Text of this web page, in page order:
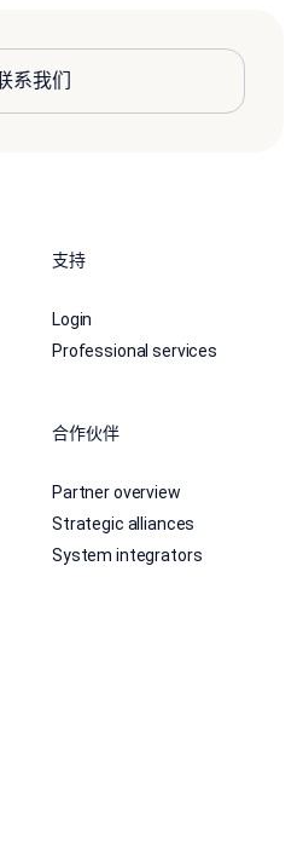
系我们
支持
Login
Professional services
合作伙伴
Partner overview
Strategic alliances
System integrators